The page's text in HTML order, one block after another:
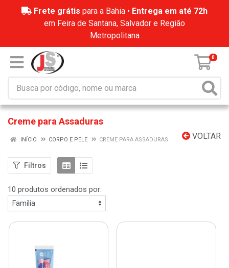
Frete grátis para a Bahia • Entrega em até 72h
em Feira de Santana, Salvador e Região
Metropolitana
0
Creme para Assaduras
VOLTAR
INÍCIO CORPO E PELE CREME PARA ASSADURAS
Filtros
10 produtos ordenados por: